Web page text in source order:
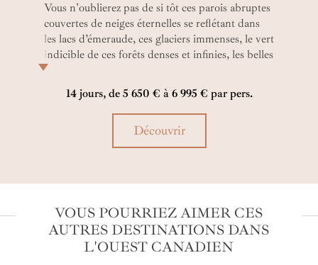
Vous n'oublierez pas de si tôt ces parois abruptes
couvertes de neiges éternelles se reflétant dans
les lacs d’émeraude, ces glaciers immenses, le vert
indicible de ces forêts denses et infinies, les belles
rencontres avec la faune et les habitants de ces
rudes terres. Un véritable hymne à une nature
grandiose et vierge qui devient rare !
14 jours, de 5 650 € à 6 995 € par pers.
Découvrir
VOUS POURRIEZ AIMER CES
AUTRES DESTINATIONS DANS
L'OUEST CANADIEN